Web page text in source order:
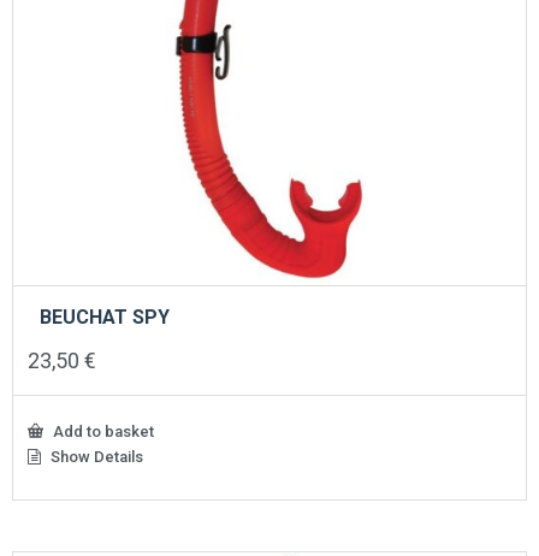
BEUCHAT SPY
23,50 €
Add to basket
Show Details